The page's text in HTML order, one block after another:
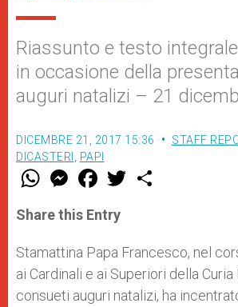
Riassunto e testo
in occasione della
auguri natalizi – 21
DICEMBRE 21, 2017 15:36
STAFF
DICASTERI
PAPI
W
t
s
p
p
M
e
s
e
g
e
r
F
a
e
b
o
k
w
r
Share this Entry
Stamattina Papa Francesco, nel
ai Cardinali e ai Superiori della Curia
consueti auguri natalizi, ha